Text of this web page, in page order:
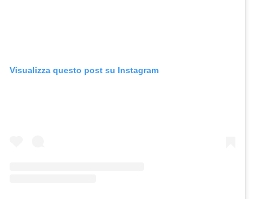
Visualizza questo post su Instagram